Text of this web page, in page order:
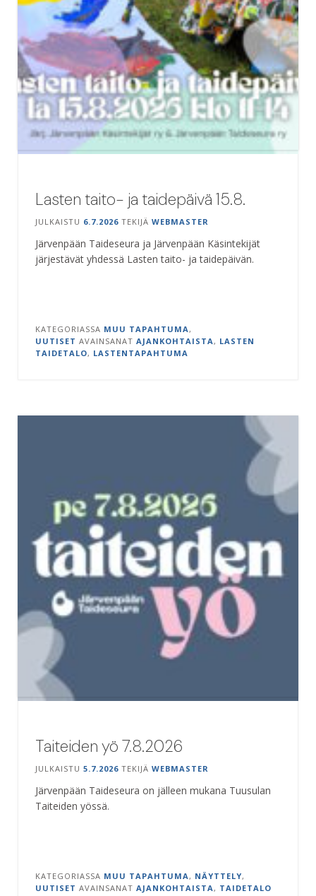
Lasten taito- ja taidepäivä 15.8.
JULKAISTU 6.7.2026 TEKIJÄ WEBMASTER
Järvenpään Taideseura ja Järvenpään Käsintekijät
järjestävät yhdessä Lasten taito- ja taidepäivän.
KATEGORIASSA MUU TAPAHTUMA ,
UUTISET AVAINSANAT AJANKOHTAISTA , LASTEN
TAIDETALO, LASTENTAPAHTUMA
Taiteiden yö 7.8.2026
JULKAISTU 5.7.2026 TEKIJÄ WEBMASTER
Järvenpään Taideseura on jälleen mukana Tuusulan
Taiteiden yössä.
KATEGORIASSA MUU TAPAHTUMA , NÄYTTELY,
UUTISET AVAINSANAT AJANKOHTAISTA , TAIDETALO